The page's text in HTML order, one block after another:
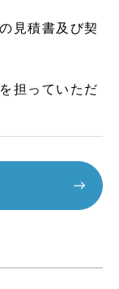
見積書及び契
担っていただ